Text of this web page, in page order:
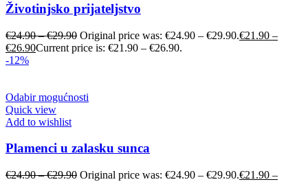
Životinjsko prijateljstvo
€24.90–€29.90 Original price was: €24.90 – €29.90.€21.90 –
€26.90Current price is: €21.90 – €26.90.
-12%
Odabir mogućnosti
Quick view
Add to wishlist
Plamenci u zalasku sunca
€24.90–€29.90 Original price was: €24.90 – €29.90.€21.90 –